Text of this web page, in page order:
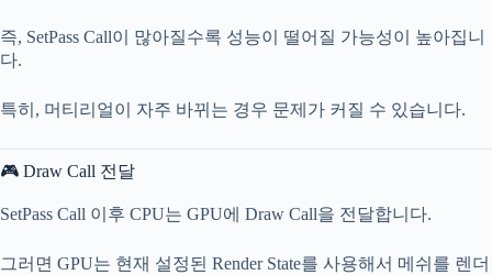
즉, SetPass Call이 많아질수록 성능이 떨어질 가능성이 높아집니
다.
특히, 머티리얼이 자주 바뀌는 경우 문제가 커질 수 있습니다.
🎮 Draw Call 전달
SetPass Call 이후 CPU는 GPU에 Draw Call을 전달합니다.
그러면 GPU는 현재 설정된 Render State를 사용해서 메쉬를 렌더